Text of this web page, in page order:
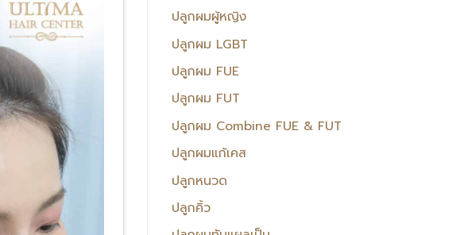
ปลูกผมผู้หญิง
ปลูกผม LGBT
ปลูกผม FUE
ปลูกผม FUT
ปลูกผม Combine FUE & FUT
ปลูกผมแก้เคส
ปลูกหนวด
ปลูกคิ้ว